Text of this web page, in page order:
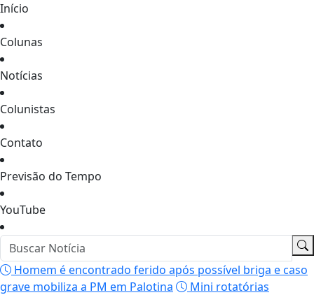
Início
Colunas
Notícias
Colunistas
Contato
Previsão do Tempo
YouTube
Homem é encontrado ferido após possível briga e caso
grave mobiliza a PM em Palotina
Mini rotatórias